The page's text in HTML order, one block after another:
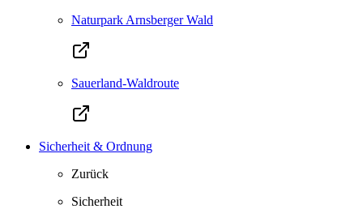
Naturpark Arnsberger Wald
Sauerland-Waldroute
Sicherheit & Ordnung
Zurück
Sicherheit